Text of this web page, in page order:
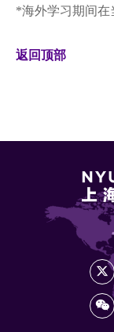
*海外学习期间在
返回顶部